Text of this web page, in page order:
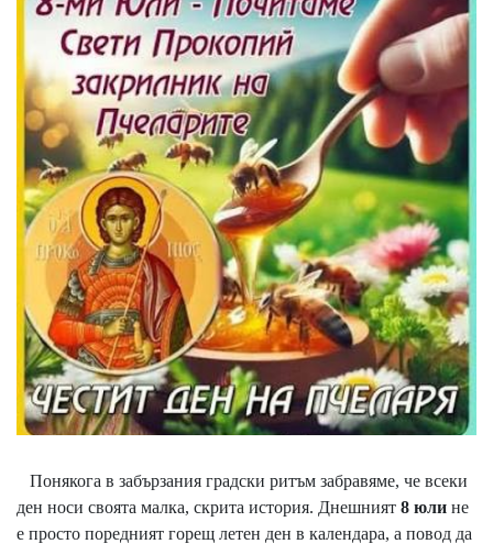
Понякога в забързания градски ритъм забравяме, че всеки
ден носи своята малка, скрита история. Днешният 8 юли не
е просто поредният горещ летен ден в календара, а повод да